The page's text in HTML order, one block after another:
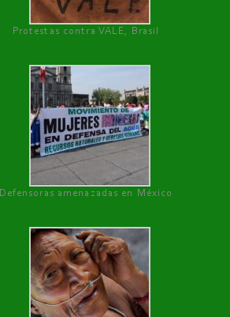
Protestas contra VALE, Brasil
Defensoras amenazadas en México